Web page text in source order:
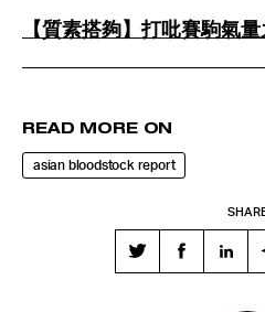
【質素搭夠】打吡賽駒氣
READ MORE ON
asian bloodstock report